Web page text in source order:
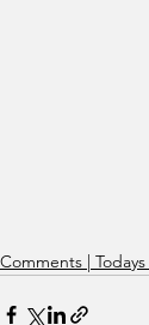
Comments |